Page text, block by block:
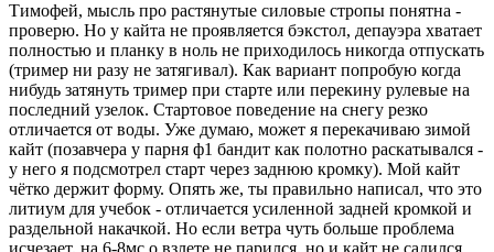
Тимофей, мысль про растянутые силовые стропы понятна -
проверю. Но у кайта не проявляется бэкстол, депауэра хватает
полностью и планку в ноль не приходилось никогда отпускать
(тример ни разу не затягивал). Как вариант попробую когда
нибудь затянуть тример при старте или перекину рулевые на
последний узелок. Стартовое поведение на снегу резко
отличается от воды. Уже думаю, может я перекачиваю зимой
кайт (позавчера у парня ф1 бандит как полотно раскатывался -
у него я подсмотрел старт через заднюю кромку). Мой кайт
чётко держит форму. Опять же, ты правильно написал, что это
литиум для учебок - отличается усиленной задней кромкой и
раздельной накачкой. Но если ветра чуть больше проблема
исчезает, на 6-8мс о взлете не парился, но и кайт не садился